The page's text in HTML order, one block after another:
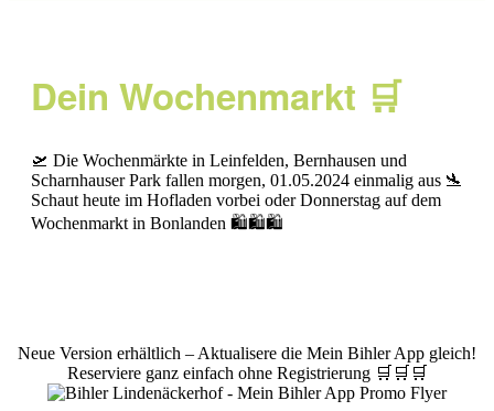
Dein Wochenmarkt 🛒
🛫 Die Wochenmärkte in Leinfelden, Bernhausen und
Scharnhauser Park fallen morgen, 01.05.2024 einmalig aus 🛬
Schaut heute im Hofladen vorbei oder Donnerstag auf dem
Wochenmarkt in Bonlanden 🛍️🛍️🛍️
Neue Version erhältlich – Aktualisere die Mein Bihler App gleich!
Reserviere ganz einfach ohne Registrierung 🛒🛒🛒